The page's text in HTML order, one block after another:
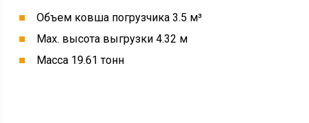
Объем ковша погрузчика 3.5 м³
Max. высота выгрузки 4.32 м
Масса 19.61 тонн